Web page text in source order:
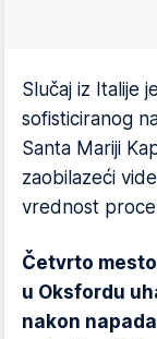
Slučaj iz Italije
sofisticiranog
Santa Mariji
zaobilazeći
vrednost
Četvrto
u Oksfordu
nakon